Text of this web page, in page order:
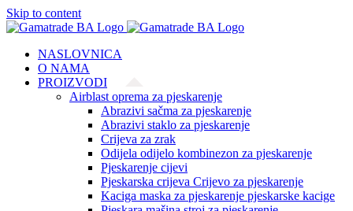
Skip to content
NASLOVNICA
O NAMA
PROIZVODI
Airblast oprema za pjeskarenje
Abrazivi sačma za pjeskarenje
Abrazivi staklo za pjeskarenje
Crijeva za zrak
Odijela odijelo kombinezon za pjeskarenje
Pjeskarenje cijevi
Pjeskarska crijeva Crijevo za pjeskarenje
Kaciga maska za pjeskarenje pjeskarske kacige